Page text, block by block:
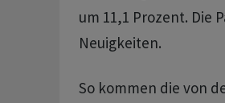
um 11,1 Prozent. Die
Neuigkeiten.
So kommen die von